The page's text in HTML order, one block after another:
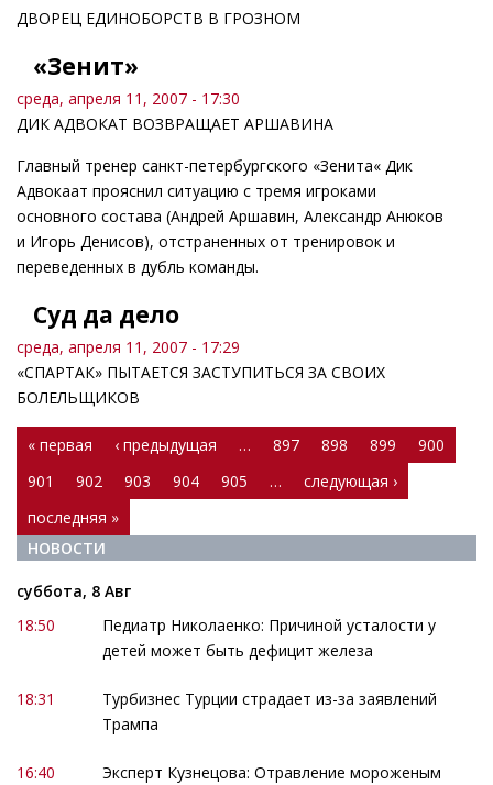
ДВОРЕЦ ЕДИНОБОРСТВ В ГРОЗНОМ
«Зенит»
среда, апреля 11, 2007 - 17:30
ДИК АДВОКАТ ВОЗВРАЩАЕТ АРШАВИНА
Главный тренер санкт-петербургского «Зенита« Дик
Адвокаат прояснил ситуацию с тремя игроками
основного состава (Андрей Аршавин, Александр Анюков
и Игорь Денисов), отстраненных от тренировок и
переведенных в дубль команды.
Суд да дело
среда, апреля 11, 2007 - 17:29
«СПАРТАК» ПЫТАЕТСЯ ЗАСТУПИТЬСЯ ЗА СВОИХ
БОЛЕЛЬЩИКОВ
Страницы
« первая ‹ предыдущая … 897 898 899
900
901
902 903 904 905 …
следующая ›
последняя »
НОВОСТИ
суббота, 8 Авг
18:50
Педиатр Николаенко: Причиной усталости у
детей может быть дефицит железа
18:31
Турбизнес Турции страдает из-за заявлений
Трампа
16:40
Эксперт Кузнецова: Отравление мороженым